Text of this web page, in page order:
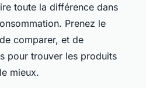
toute la différence dans
Prenez le
comparer, et de
pour trouver les produits
mieux.